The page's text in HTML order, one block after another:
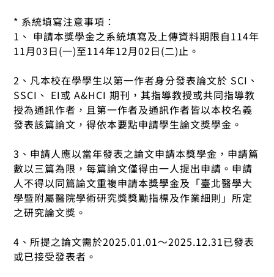
* 系統填寫注意事項：
1、 申請本獎學金之系統填寫及上傳資料期限自114年
11月03日(一)至114年12月02日(二)止。
2、凡本校在學學生以第一作者身分發表論文於 SCI、
SSCI、 EI或 A&HCI 期刊，其指導教授或共同指導教
授為通訊作者，且第一作者及通訊作者皆以本校名義
發表該篇論文，得依本要點申請學生論文獎學金。
3、申請人應以當年發表之論文申請本獎學金，申請篇
數以三篇為限，每篇論文僅得由一人提出申請。申請
人不得以同篇論文重複申請本獎學金及「臺北醫學大
學暨附屬醫院學術研究獎獎勵指標及作業細則」所定
之研究論文獎。
4、所提之論文需於2025.01.01～2025.12.31已發表
或已接受發表者。